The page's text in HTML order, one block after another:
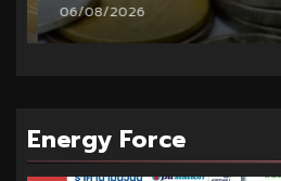
06/08/2026
Energy Force